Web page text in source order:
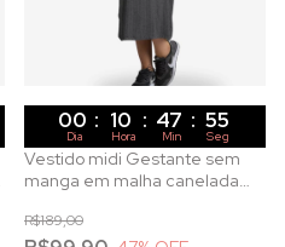
00 : 10 : 47 : 53
Dia Hora Min Seg
Vestido midi Gestante sem
manga em malha canelada
R$189,00